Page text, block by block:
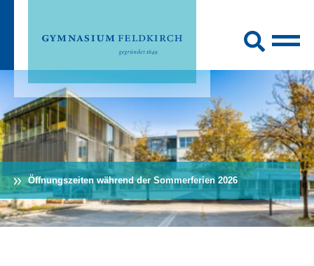
Öffnungszeiten während der Sommerferien 2026